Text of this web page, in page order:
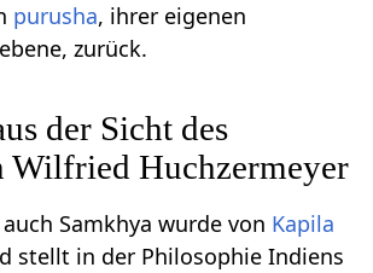
purusha, ihrer eigenen
zurück.
der Sicht des
Wilfried Huchzermeyer
Samkhya wurde von Kapila
stellt in der Philosophie Indiens